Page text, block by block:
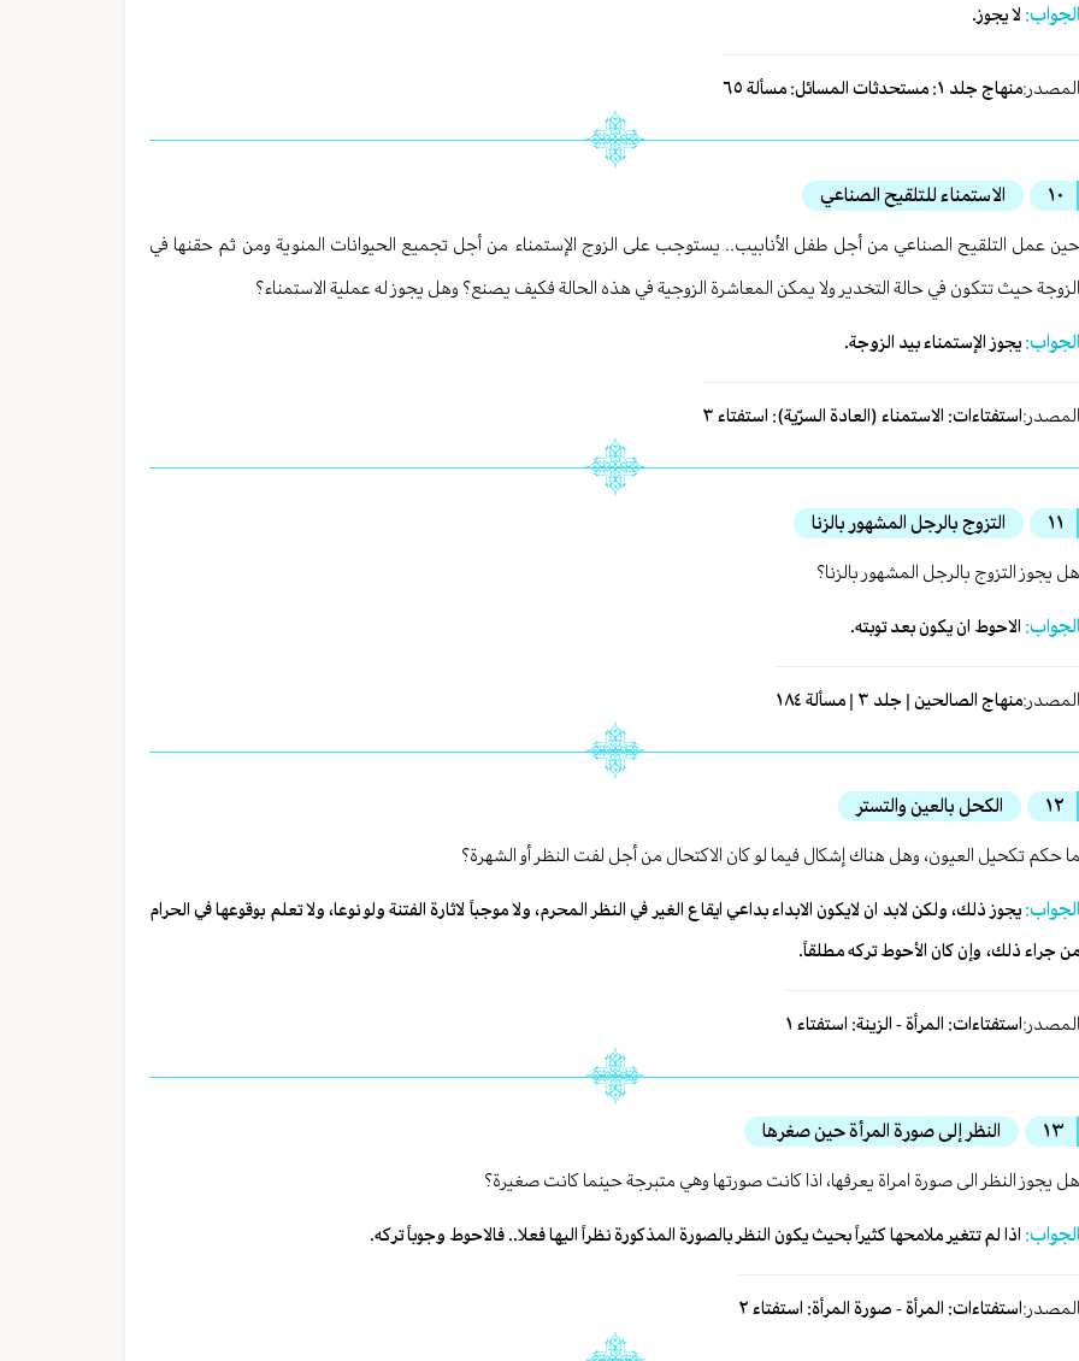
الجواب: لا يجوز.
المصدر:منهاج جلد ١: مستحدثات المسائل: مسألة ٦٥
١٠ الاستمناء للتلقيح الصناعي
حين عمل التلقيح الصناعي من أجل طفل الأنابيب.. يستوجب على الزوج الإستمناء من أجل تجميع الحيوانات المنوية ومن ثم حقنها في
الزوجة حيث تتكون في حالة التخدير ولا يمكن المعاشرة الزوجية في هذه الحالة فكيف يصنع؟ وهل يجوز له عملية الاستمناء؟
الجواب: يجوز الإستمناء بيد الزوجة.
المصدر:استفتاءات: الاستمناء (العادة السرّية): استفتاء ٣
١١ التزوج بالرجل المشهور بالزنا
هل يجوز التزوج بالرجل المشهور بالزنا؟
الجواب: الاحوط ان يكون بعد توبته.
المصدر:منهاج الصالحين | جلد ٣ | مسألة ١٨٤
١٢ الكحل بالعين والتستر
ما حكم تكحيل العيون، وهل هناك إشكال فيما لو كان الاكتحال من أجل لفت النظر أو الشهرة؟
الجواب: يجوز ذلك، ولكن لابد ان لايكون الابداء بداعي ايقاع الغير في النظر المحرم، ولا موجباً لاثارة الفتنة ولو نوعا، ولا تعلم بوقوعها في الحرام
من جراء ذلك، وإن كان الأحوط تركه مطلقاً.
المصدر:استفتاءات: المرأة - الزينة: استفتاء ١
١٣ النظر إلى صورة المرأة حين صغرها
هل يجوز النظر الى صورة امراة يعرفها، اذا كانت صورتها وهي متبرجة حينما كانت صغيرة؟
الجواب: اذا لم تتغير ملامحها كثيراً بحيث يكون النظر بالصورة المذكورة نظراً اليها فعلا.. فالاحوط وجوباً تركه.
المصدر:استفتاءات: المرأة - صورة المرأة: استفتاء ٢